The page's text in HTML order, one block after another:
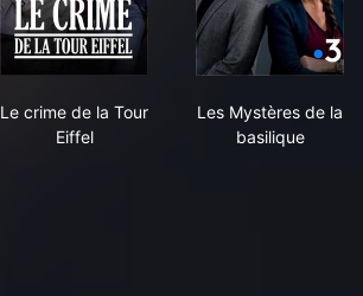
Le crime de la Tour
Eiffel
Les Mystères de la
basilique